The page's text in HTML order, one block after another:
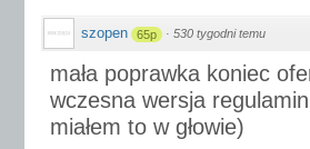
szopen 65p · 530 tygodni temu
mała poprawka koniec
wczesna wersja
miałem to w głowie)